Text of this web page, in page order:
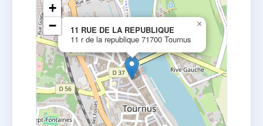
11 RUE DE LA REPUBLIQUE
11 r de la republique 71700 Tournus
×
+
−